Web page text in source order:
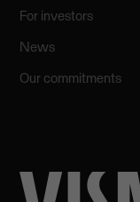
For investors
News
Our commitments